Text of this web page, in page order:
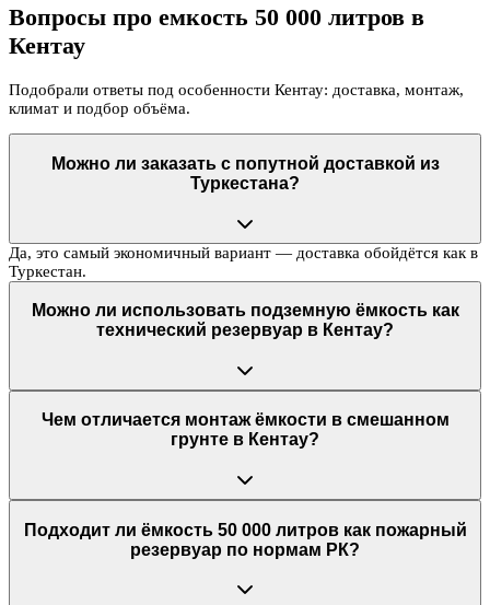
Вопросы про емкость 50 000 литров в
Кентау
Подобрали ответы под особенности Кентау: доставка, монтаж,
климат и подбор объёма.
Можно ли заказать с попутной доставкой из
Туркестана?
Да, это самый экономичный вариант — доставка обойдётся как в
Туркестан.
Можно ли использовать подземную ёмкость как
технический резервуар в Кентау?
Чем отличается монтаж ёмкости в смешанном
грунте в Кентау?
Подходит ли ёмкость 50 000 литров как пожарный
резервуар по нормам РК?